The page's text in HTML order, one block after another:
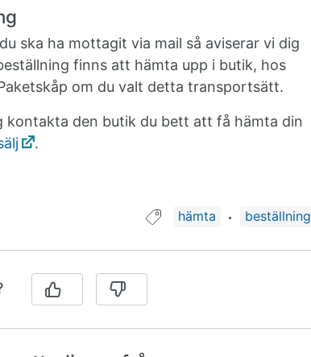
ska ha mottagit via mail så aviserar vi dig
finns att hämta upp i butik, hos
om du valt detta transportsätt.
kontakta den butik du bett att få hämta din
.
Guide taggad med:
hämta beställning